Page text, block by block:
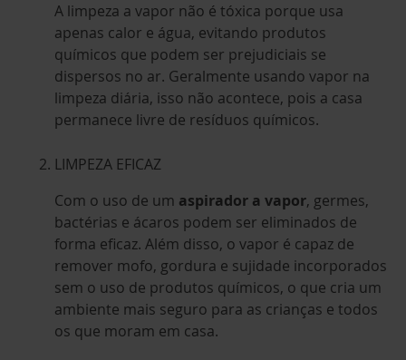
A limpeza a vapor não é tóxica porque usa
apenas calor e água, evitando produtos
químicos que podem ser prejudiciais se
dispersos no ar. Geralmente usando vapor na
limpeza diária, isso não acontece, pois a casa
permanece livre de resíduos químicos.
LIMPEZA EFICAZ
Com o uso de um aspirador a vapor, germes,
bactérias e ácaros podem ser eliminados de
forma eficaz. Além disso, o vapor é capaz de
remover mofo, gordura e sujidade incorporados
sem o uso de produtos químicos, o que cria um
ambiente mais seguro para as crianças e todos
os que moram em casa.